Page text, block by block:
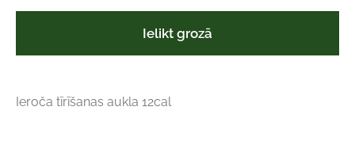
Ielikt grozā
Ieroča tīrīšanas aukla 12cal